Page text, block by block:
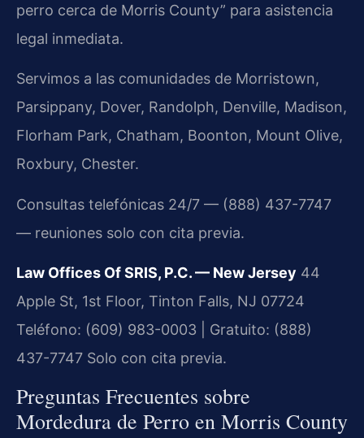
perro cerca de Morris County” para asistencia
legal inmediata.
Servimos a las comunidades de Morristown,
Parsippany, Dover, Randolph, Denville, Madison,
Florham Park, Chatham, Boonton, Mount Olive,
Roxbury, Chester.
Consultas telefónicas 24/7 — (888) 437-7747
— reuniones solo con cita previa.
Law Offices Of SRIS, P.C. — New Jersey 44
Apple St, 1st Floor, Tinton Falls, NJ 07724
Teléfono: (609) 983-0003 | Gratuito: (888)
437-7747 Solo con cita previa.
Preguntas Frecuentes sobre
Mordedura de Perro en Morris County